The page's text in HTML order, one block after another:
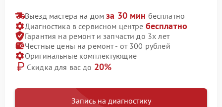
Выезд мастера на домза 30 мин бесплатно
Диагностика в сервисном центре бесплатно
Гарантия на ремонт и запчасти до 3х лет
Честные цены на ремонт - от 300 рублей
Оригинальные комплектующие
Скидка для вас до 20%
Запись на диагностику